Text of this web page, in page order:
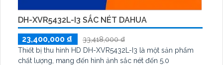
DH-XVR5432L-I3 SẮC NÉT DAHUA
23,400,000 ₫
33,418,000 ₫
Thiết bị thu hình HD DH-XVR5432L-I3 là một sản phẩm
chất lượng, mang đến hình ảnh sắc nét đến 5.0